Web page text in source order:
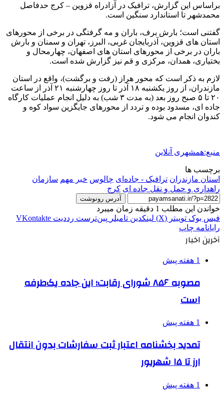
براساس این گزارش، ترافیک در آزادراه قزوین – کرج حدفاصل
محمدشهر تا استاندارد سنگین است.
گفتنی است؛ بارش برف، باران و مه گرفتگی در برخی از محورهای
استان های قزوین، آذربایجان غربی، البرز، تهران و سمنان و بارش
باران در برخی از محورهای استان های اصفهان، چهارمحال و
بختیاری، همدان، مرکزی و قم نیز گزارش شده است.
لازم به ذکر است که محور هراز (رفت و برگشت)، واقع در استان
مازندران، از روز یکشنبه ۱۸ آذر تا روز چهارشنبه ۲۱ آذر از ساعت
۲۰ تا ۵ صبح روز بعد (به مدت ۳ شب) به دلیل انجام عملیات کارگاه
جاده ای، مسدود بوده و تردد از محورهای جایگزین سواد کوه و
کندوان انجام می شود.
منبع:همشهری آنلاین
برچسب ها
استان مازندران ترافیک - جاده‌ای چالوس خبر مهم سازمان
راهداری و حمل و نقل جاده ای کرج
آدرس رونوشت
خواندن این مطلب 1 دقیقه زمان میبرد
فیس بوک توییتر (X) لینکدین ‫تامبلر ‫پین‌ترست ‫رددیت ‫VKontakte
رایانامه چاپ
آخرین اخبار
1 هفته پیش
مصوبه ۸۵۶ شورای رقابت؛ این جاده یک‌طرفه
است
1 هفته پیش
تمدید بخشنامه اعتبار ثبت سفارشات بدون انتقال
ارز تا ۱۵ شهریور
1 هفته پیش